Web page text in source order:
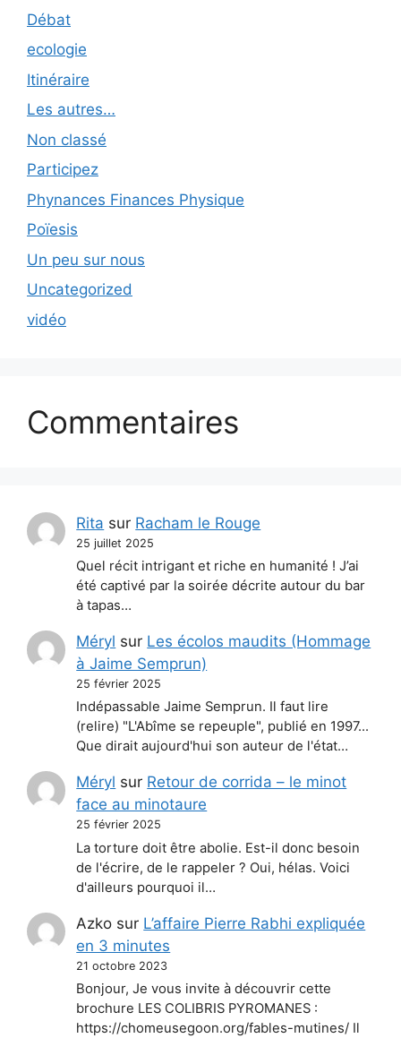
Débat
ecologie
Itinéraire
Les autres…
Non classé
Participez
Phynances Finances Physique
Poïesis
Un peu sur nous
Uncategorized
vidéo
Commentaires
Rita sur Racham le Rouge
25 juillet 2025
Quel récit intrigant et riche en humanité ! J’ai
été captivé par la soirée décrite autour du bar
à tapas…
Méryl sur Les écolos maudits (Hommage
à Jaime Semprun)
25 février 2025
Indépassable Jaime Semprun. Il faut lire
(relire) "L'Abîme se repeuple", publié en 1997...
Que dirait aujourd'hui son auteur de l'état…
Méryl sur Retour de corrida – le minot
face au minotaure
25 février 2025
La torture doit être abolie. Est-il donc besoin
de l'écrire, de le rappeler ? Oui, hélas. Voici
d'ailleurs pourquoi il…
Azko sur L’affaire Pierre Rabhi expliquée
en 3 minutes
21 octobre 2023
Bonjour, Je vous invite à découvrir cette
brochure LES COLIBRIS PYROMANES :
https://chomeusegoon.org/fables-mutines/ Il